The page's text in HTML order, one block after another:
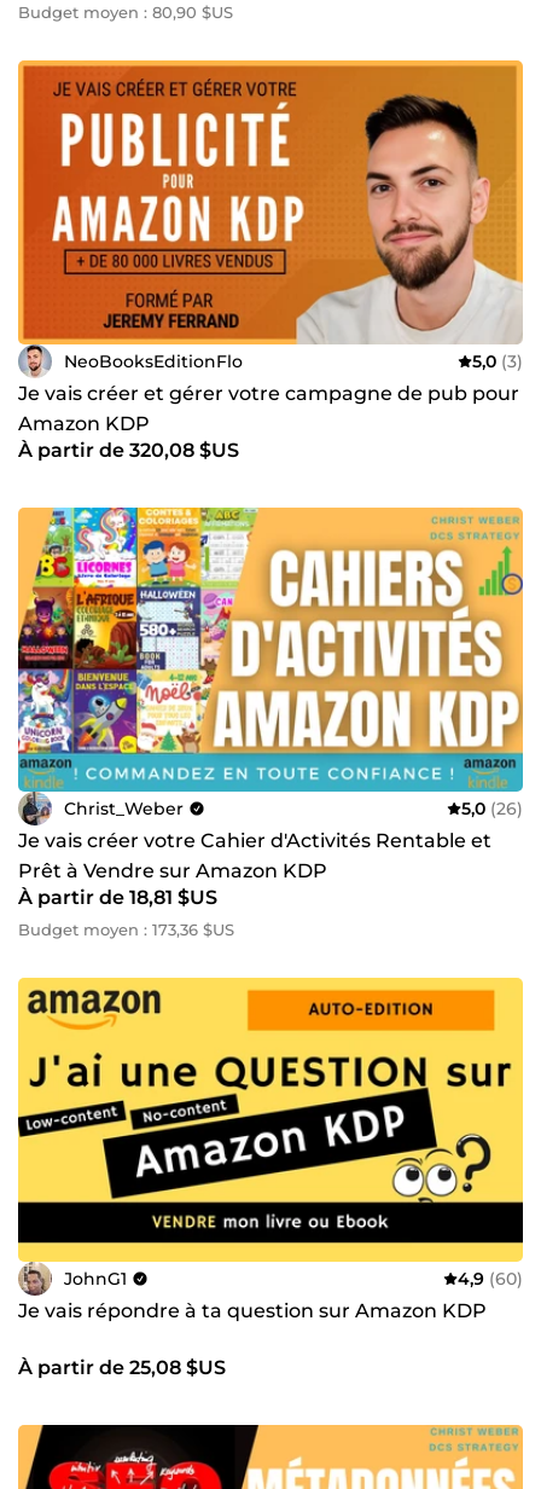
Budget moyen : 80,90 $US
NeoBooksEditionFlo 5,0 (3)
Je vais créer et gérer votre campagne de pub pour
Amazon KDP
À partir de 320,08 $US
Christ_Weber 5,0 (26)
Je vais créer votre Cahier d'Activités Rentable et
Prêt à Vendre sur Amazon KDP
À partir de 18,81 $US
Budget moyen : 173,36 $US
JohnG1 4,9 (60)
Je vais répondre à ta question sur Amazon KDP
À partir de 25,08 $US